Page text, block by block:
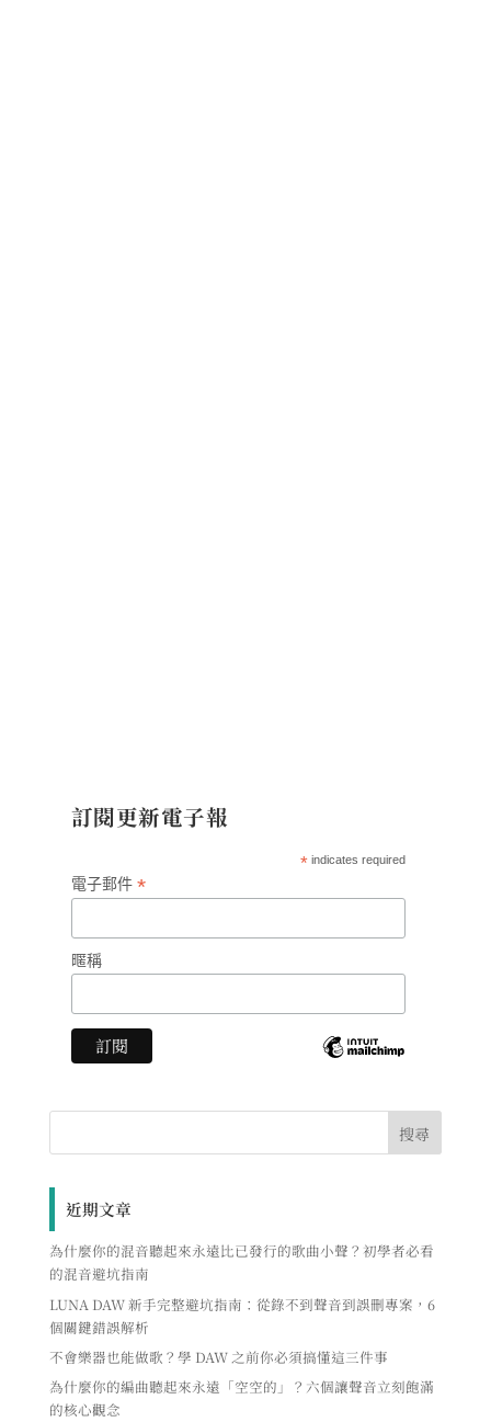
訂閱更新電子報
* indicates required
電子郵件 *
暱稱
近期文章
為什麼你的混音聽起來永遠比已發行的歌曲小聲？初學者必看
的混音避坑指南
LUNA DAW 新手完整避坑指南：從錄不到聲音到誤刪專案，6
個關鍵錯誤解析
不會樂器也能做歌？學 DAW 之前你必須搞懂這三件事
為什麼你的編曲聽起來永遠「空空的」？六個讓聲音立刻飽滿
的核心觀念